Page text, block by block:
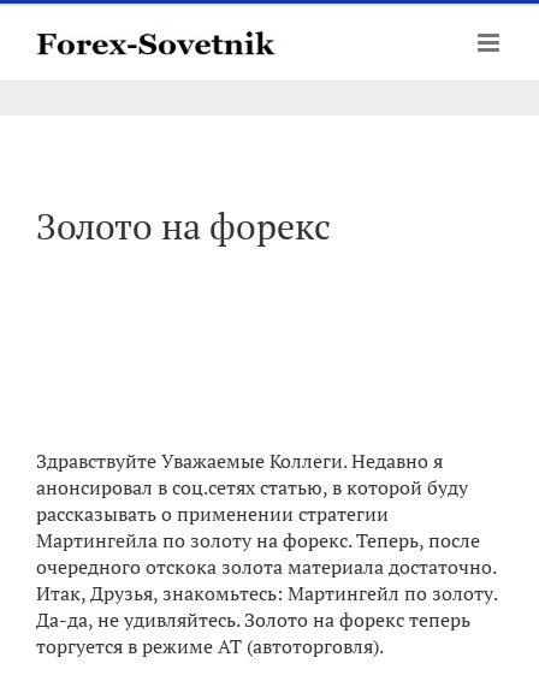
Skip
Золото на форекс
Здравствуйте Уважаемые Коллеги. Недавно я
анонсировал в соц.сетях статью, в которой буду
рассказывать о применении стратегии
Мартингейла по золоту на форекс. Теперь, после
очередного отскока золота материала достаточно.
Итак, Друзья, знакомьтесь: Мартингейл по золоту.
Да-да, не удивляйтесь. Золото на форекс теперь
торгуется в режиме АТ (автоторговля).